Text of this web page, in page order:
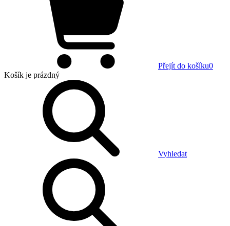
Přejít do košíku0
Košík je prázdný
Vyhledat